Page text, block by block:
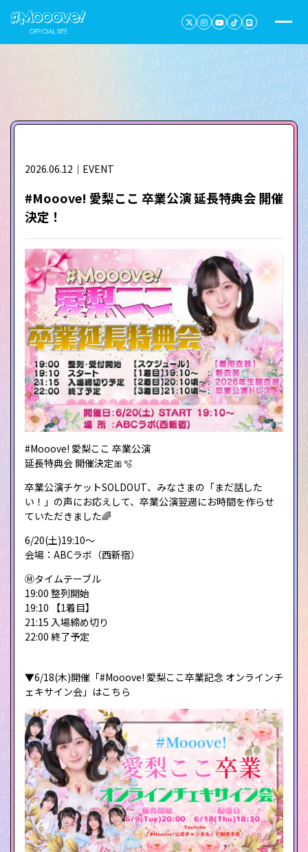
2026.06.12｜EVENT
#Mooove! 愛梨ここ 卒業公演 延長特典会 開催
決定！
#Mooove! 愛梨ここ 卒業公演
延長特典会 開催決定🎀🫧
卒業公演チケットSOLDOUT、みなさまの「まだ話した
い！」の声にお応えして、卒業公演翌週にお時間を作らせ
ていただきました🌈
6/20(土)19:10〜
会場：ABCラボ（西新宿）
Ⓜ️タイムテーブル
19:00 整列開始
19:10 【1着目】
21:15 入場締め切り
22:00 終了予定
▼6/18(木)開催「#Mooove! 愛梨ここ卒業記念 オンラインチ
ェキサイン会」はこちら